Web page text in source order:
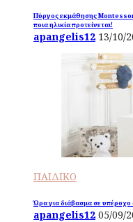
Πύργος εκμάθησης
ποια ηλικία προτείνεται!
apangelis12 13/10/
ΠΑΙΔΙΚΟ
Ώρα για διάβασμα σε
apangelis12 05/09/